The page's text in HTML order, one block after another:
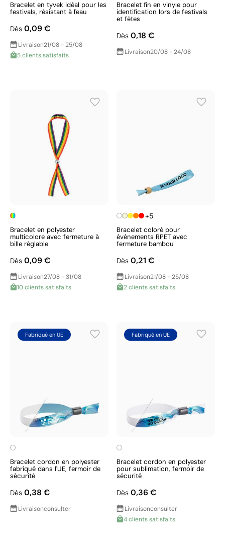
Bracelet en tyvek idéal pour les
festivals, résistant à l'eau
Dès 0,09 €
Livraison21/08 - 25/08
5 clients satisfaits
Bracelet fin en vinyle pour
identification lors de festivals
et fêtes
Dès 0,18 €
Livraison20/08 - 24/08
Bracelet en polyester
multicolore avec fermeture à
bille réglable
Dès 0,09 €
Livraison27/08 - 31/08
10 clients satisfaits
+5
Bracelet coloré pour
événements RPET avec
fermeture bambou
Dès 0,21 €
Livraison21/08 - 25/08
2 clients satisfaits
Fabriqué en UE
Bracelet cordon en polyester
fabriqué dans l'UE, fermoir de
sécurité
Dès 0,38 €
Livraisonconsulter
Fabriqué en UE
Bracelet cordon en polyester
pour sublimation, fermoir de
sécurité
Dès 0,36 €
Livraisonconsulter
4 clients satisfaits